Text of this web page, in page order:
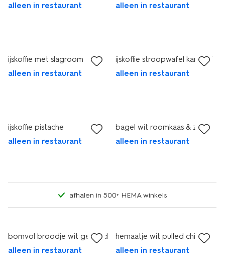
alleen in restaurant alleen in restaurant
ijskoffie met slagroom
alleen in restaurant
ijskoffie stroopwafel karamel
alleen in restaurant
ijskoffie pistache
alleen in restaurant
bagel wit roomkaas & zalm
alleen in restaurant
afhalen in 500+ HEMA winkels
bomvol broodje wit gezond
alleen in restaurant
hemaatje wit pulled chicken
alleen in restaurant